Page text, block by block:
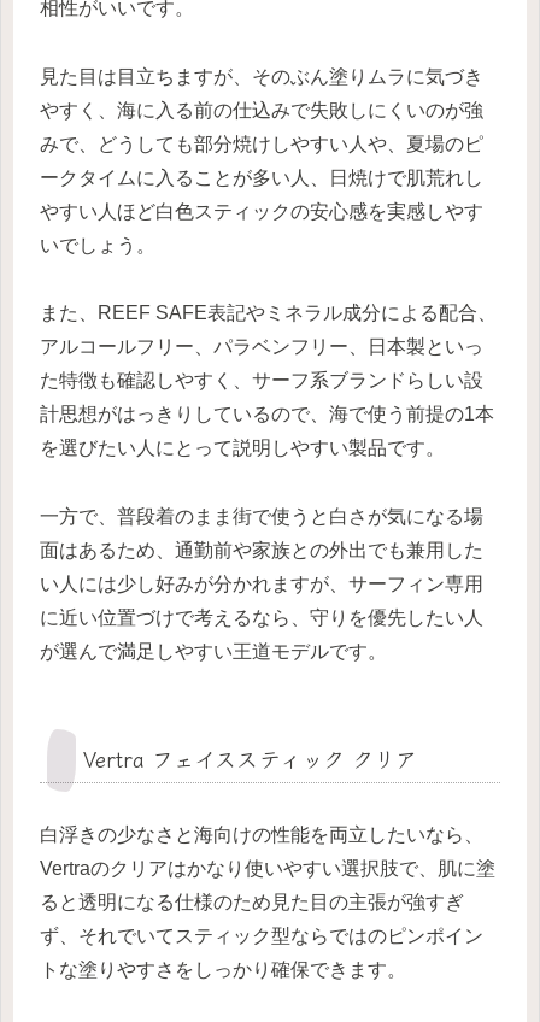
相性がいいです。
見た目は目立ちますが、そのぶん塗りムラに気づき
やすく、海に入る前の仕込みで失敗しにくいのが強
みで、どうしても部分焼けしやすい人や、夏場のピ
ークタイムに入ることが多い人、日焼けで肌荒れし
やすい人ほど白色スティックの安心感を実感しやす
いでしょう。
また、REEF SAFE表記やミネラル成分による配合、
アルコールフリー、パラベンフリー、日本製といっ
た特徴も確認しやすく、サーフ系ブランドらしい設
計思想がはっきりしているので、海で使う前提の1本
を選びたい人にとって説明しやすい製品です。
一方で、普段着のまま街で使うと白さが気になる場
面はあるため、通勤前や家族との外出でも兼用した
い人には少し好みが分かれますが、サーフィン専用
に近い位置づけで考えるなら、守りを優先したい人
が選んで満足しやすい王道モデルです。
Vertra フェイススティック クリア
白浮きの少なさと海向けの性能を両立したいなら、
Vertraのクリアはかなり使いやすい選択肢で、肌に塗
ると透明になる仕様のため見た目の主張が強すぎ
ず、それでいてスティック型ならではのピンポイン
トな塗りやすさをしっかり確保できます。